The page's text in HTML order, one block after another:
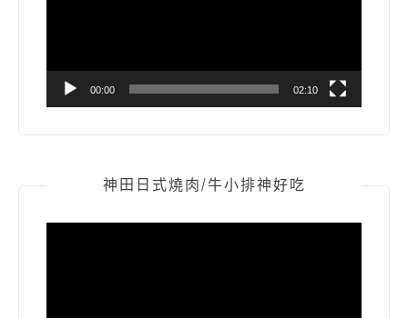
00:00 02:10
神田日式燒肉/牛小排神好吃